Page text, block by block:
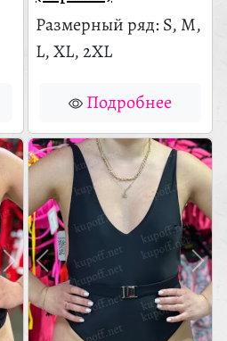
Размерный ряд: S, M,
L, XL, 2XL
Подробнее